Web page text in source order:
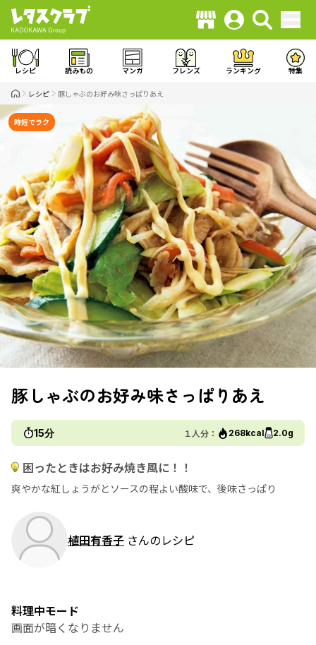
レシピ 読みもの マンガ フレンズ ランキング 特集
レシピ 豚しゃぶのお好み味さっぱりあえ
時短でラク
豚しゃぶのお好み味さっぱりあえ
15分 １人分： 268kcal 2.0g
困ったときはお好み焼き風に！！
爽やかな紅しょうがとソースの程よい酸味で、後味さっぱり
植田有香子 さんのレシピ
料理中モード
画面が暗くなりません